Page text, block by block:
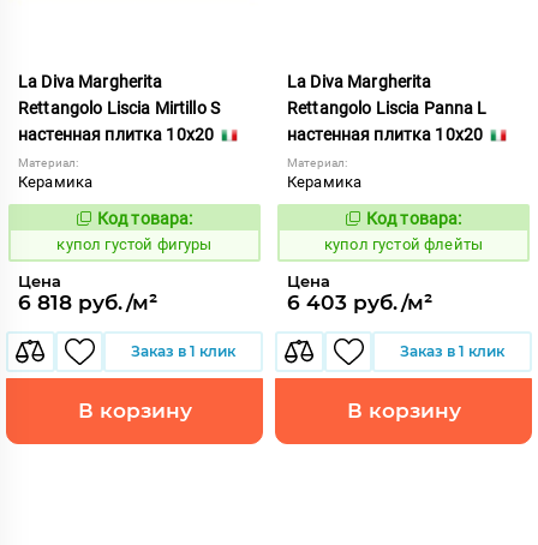
La Diva Margherita
Rettangolo Liscia Mirtillo S
настенная плитка 10x20
Материал:
Керамика
846740
Код товара:
купол густой фигуры
Цена
6 818 руб./м²
Заказ в 1 клик
В корзину
La Diva Margherita
Rettangolo Liscia Panna L
настенная плитка 10x20
Материал:
Керамика
846741
Код товара:
купол густой флейты
Цена
6 403 руб./м²
Заказ в 1 клик
В корзину